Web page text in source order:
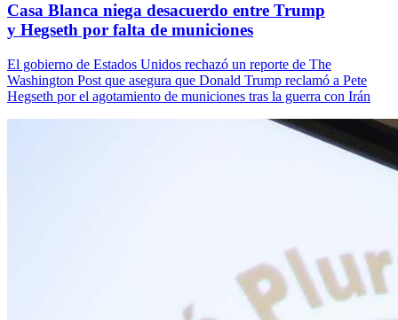
Casa Blanca niega desacuerdo entre Trump
y Hegseth por falta de municiones
El gobierno de Estados Unidos rechazó un reporte de The
Washington Post que asegura que Donald Trump reclamó a Pete
Hegseth por el agotamiento de municiones tras la guerra con Irán